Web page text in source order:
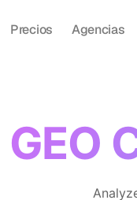
Precios Agencias